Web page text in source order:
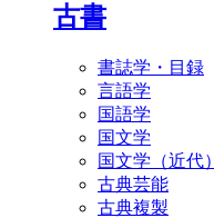
古書
書誌学・目録
言語学
国語学
国文学
国文学（近代）
古典芸能
古典複製